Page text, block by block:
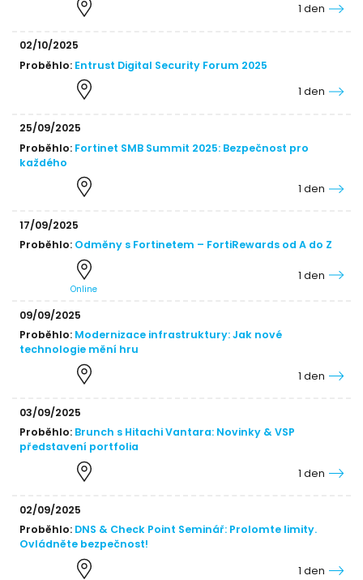
1 den
02/10/2025
Proběhlo:Entrust Digital Security Forum 2025
1 den
25/09/2025
Proběhlo:Fortinet SMB Summit 2025: Bezpečnost pro
každého
1 den
17/09/2025
Proběhlo:Odměny s Fortinetem – FortiRewards od A do Z
Online
1 den
09/09/2025
Proběhlo:Modernizace infrastruktury: Jak nové
technologie mění hru
1 den
03/09/2025
Proběhlo:Brunch s Hitachi Vantara: Novinky & VSP
představení portfolia
1 den
02/09/2025
Proběhlo:DNS & Check Point Seminář: Prolomte limity.
Ovládněte bezpečnost!
1 den